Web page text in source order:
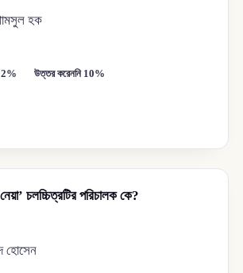
হক
উত্তর করেননি 10%
চলচ্চিত্রটির পরিচালক কে?
হোসেন